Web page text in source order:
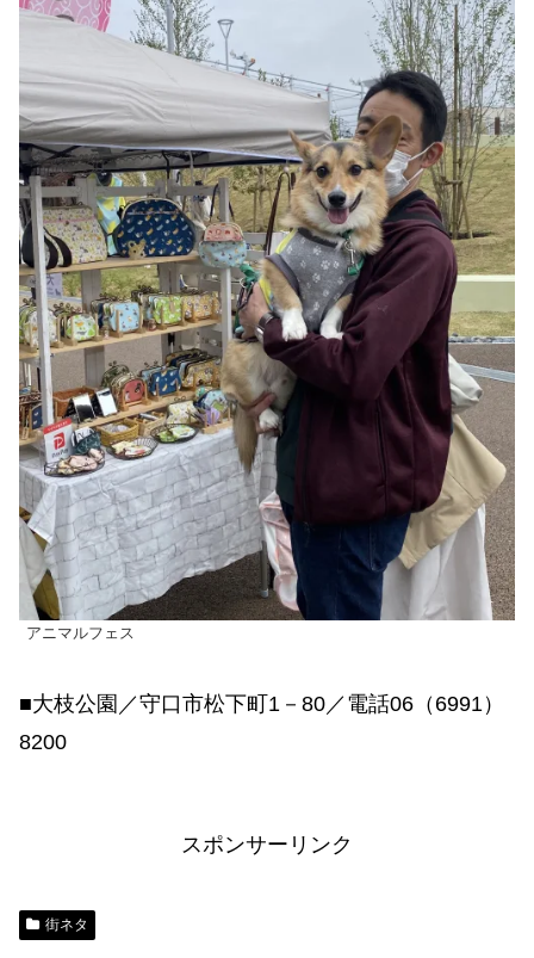
アニマルフェス
■大枝公園／守口市松下町1－80／電話06（6991）
8200
スポンサーリンク
街ネタ